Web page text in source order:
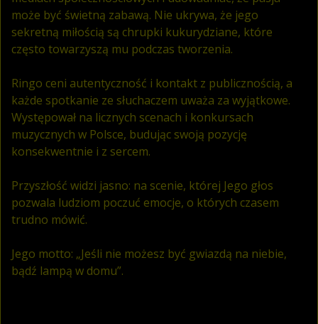
może być świetną zabawą. Nie ukrywa, że jego
sekretną miłością są chrupki kukurydziane, które
często towarzyszą mu podczas tworzenia.
Ringo ceni autentyczność i kontakt z publicznością, a
każde spotkanie ze słuchaczem uważa za wyjątkowe.
Występował na licznych scenach i konkursach
muzycznych w Polsce, budując swoją pozycję
konsekwentnie i z sercem.
Przyszłość widzi jasno: na scenie, której Jego głos
pozwala ludziom poczuć emocje, o których czasem
trudno mówić.
Jego motto: „Jeśli nie możesz być gwiazdą na niebie,
bądź lampą w domu”.